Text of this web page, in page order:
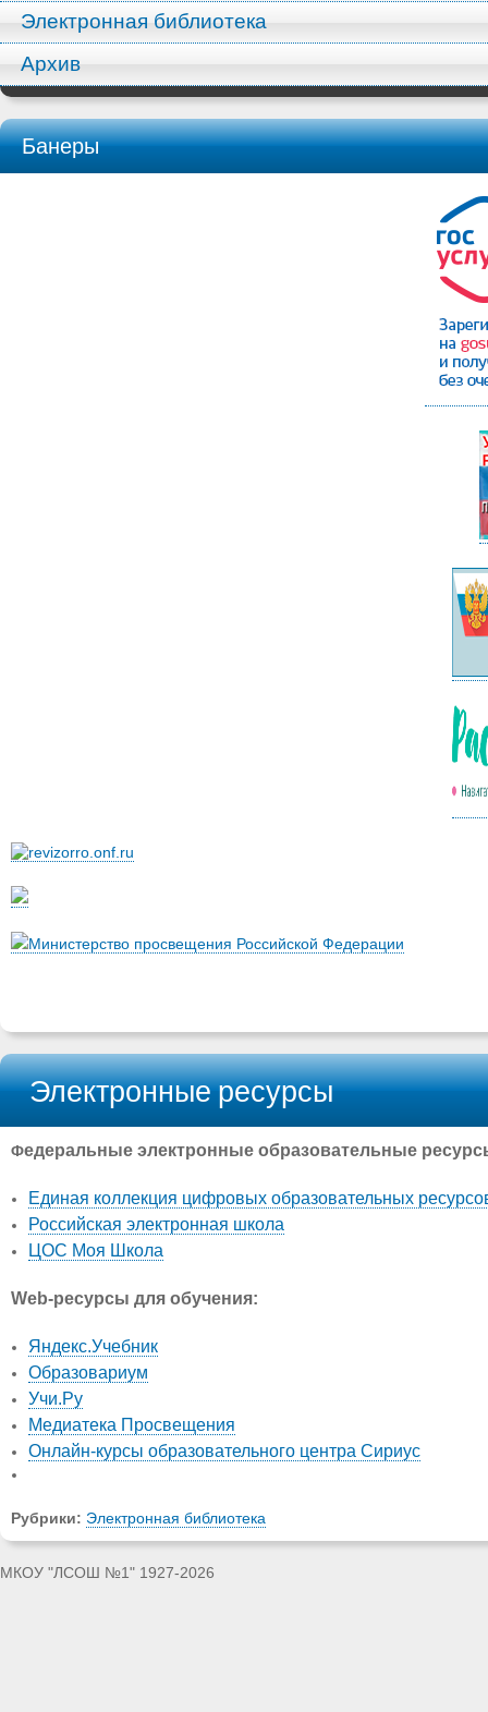
Электронная библиотека
Архив
Банеры
Министерство просвещения Российской Федерации
Электронные ресурсы
Федеральные электронные образовательные
Единая коллекция цифровых образовательных
Российская электронная школа
ЦОС Моя Школа
Web-ресурсы для обучения:
Яндекс.Учебник
Образовариум
Учи.Ру
Медиатека Просвещения
Онлайн-курсы образовательного центра Сириус
Рубрики: Электронная библиотека
МКОУ "ЛСОШ №1" 1927-2026